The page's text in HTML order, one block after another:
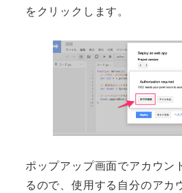
をクリックします。
ポップアップ画面でアカウン
るので、使用する自分のアカ